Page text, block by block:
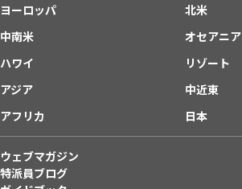
ヨーロッパ
北米
中南米
オセアニア
ハワイ
リゾート
アジア
中近東
アフリカ
日本
ウェブマガジン
特派員ブログ